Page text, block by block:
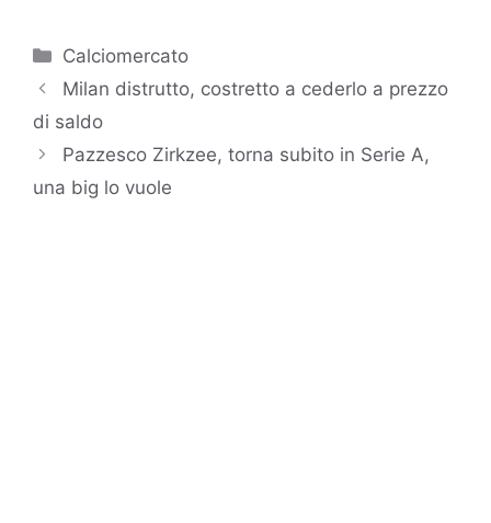
Categorie
Calciomercato
Milan distrutto, costretto a cederlo a prezzo
di saldo
Pazzesco Zirkzee, torna subito in Serie A,
una big lo vuole